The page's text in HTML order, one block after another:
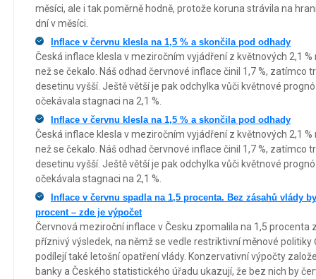
měsíci, ale i tak poměrně hodně, protože koruna strávila na
dní v měsíci.
Inflace v červnu klesla na 1,5 % a skončila pod odhady
Česká inflace klesla v meziročním vyjádření z květnových 2,1 %
než se čekalo. Náš odhad červnové inflace činil 1,7 %, zatímco
desetinu vyšší. Ještě větší je pak odchylka vůči květnové
očekávala stagnaci na 2,1 %.
Inflace v červnu klesla na 1,5 % a skončila pod odhady
Česká inflace klesla v meziročním vyjádření z květnových 2,1 %
než se čekalo. Náš odhad červnové inflace činil 1,7 %, zatímco
desetinu vyšší. Ještě větší je pak odchylka vůči květnové
očekávala stagnaci na 2,1 %.
Inflace v červnu spadla na 1,5 procenta. Bez zásahů vlády
procent – zde je výpočet
Červnová meziroční inflace v Česku zpomalila na 1,5 procenta
příznivý výsledek, na němž se vedle restriktivní měnové
podílejí také letošní opatření vlády. Konzervativní výpočty
banky a Českého statistického úřadu ukazují, že bez nich by